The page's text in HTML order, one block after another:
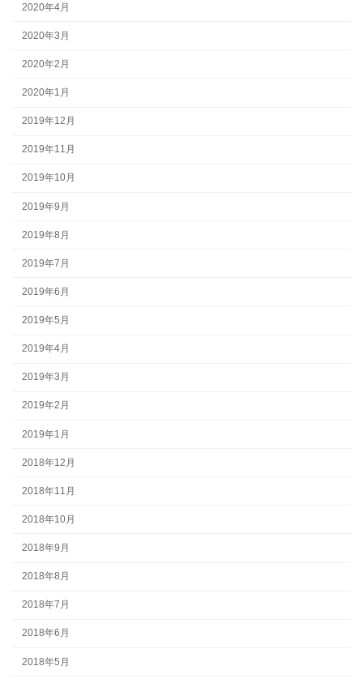
2020年4月
2020年3月
2020年2月
2020年1月
2019年12月
2019年11月
2019年10月
2019年9月
2019年8月
2019年7月
2019年6月
2019年5月
2019年4月
2019年3月
2019年2月
2019年1月
2018年12月
2018年11月
2018年10月
2018年9月
2018年8月
2018年7月
2018年6月
2018年5月